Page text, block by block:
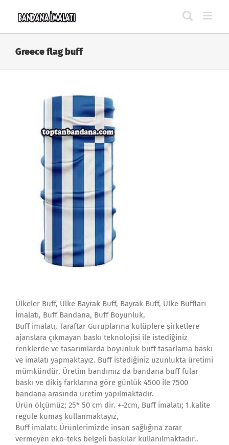
Greece flag buff
Ülkeler Buff, Ülke Bayrak Buff, Bayrak Buff, Ülke Buffları
İmalatı, Buff Bandana, Buff Boyunluk,
Buff imalatı, Taraftar Guruplarına kulüplere şirketlere
ajanslara çıkmayan baskı teknolojisi ile istediğiniz
renklerde ve tasarımlarda boyunluk buff tasarlama baskı
ve imalatı yapmaktayız. Buff istediğiniz uzunlukta üretimi
mümkündür. Üretim bandımız da bandana buff fular
baskı ve dikiş farklarına göre günlük 4500 ile 7500
bandana arasında üretim yapılmaktadır.
Ürün ölçümüz; 25* 50 cm dir. +-2cm, Buff imalatı; 1.kalite
regule kumaş kullanmaktayız,
Buff imalatı; Ürünlerimizde insan sağlığına zarar
vermeyen eko-teks belgeli baskılar kullanılmaktadır..